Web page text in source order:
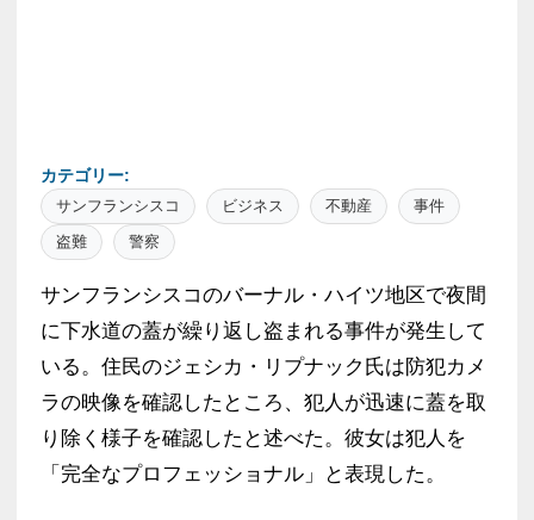
カテゴリー:
サンフランシスコ ビジネス 不動産
事件
盗難
警察
サンフランシスコのバーナル・ハイツ地区で夜間
に下水道の蓋が繰り返し盗まれる事件が発生して
いる。住民のジェシカ・リプナック氏は防犯カメ
ラの映像を確認したところ、犯人が迅速に蓋を取
り除く様子を確認したと述べた。彼女は犯人を
「完全なプロフェッショナル」と表現した。